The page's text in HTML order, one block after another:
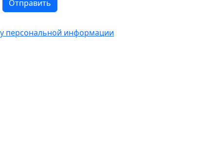
Отправить
персональной информации